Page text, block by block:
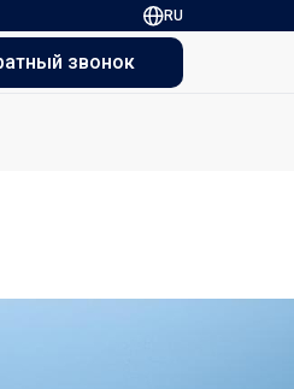
RU
звонок